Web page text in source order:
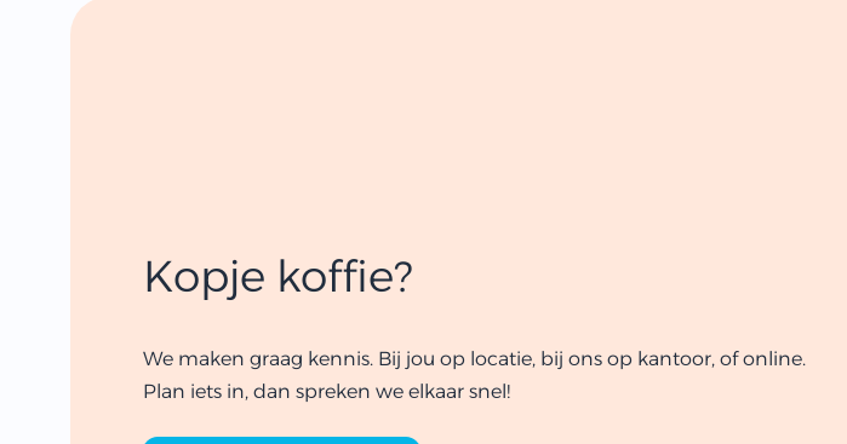
Kopje koffie?
We maken graag kennis. Bij jou op locatie, bij ons op kantoor, of online.
Plan iets in, dan spreken we elkaar snel!